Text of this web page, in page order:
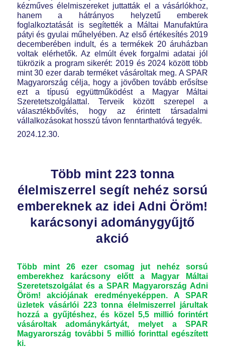
kézműves élelmiszereket juttatták el a vásárlókhoz,
hanem a hátrányos helyzetű emberek
foglalkoztatását is segítették a Máltai Manufaktúra
pátyi és gyulai műhelyében. Az első értékesítés 2019
decemberében indult, és a termékek 20 áruházban
voltak elérhetők. Az elmúlt évek forgalmi adatai jól
tükrözik a program sikerét: 2019 és 2024 között több
mint 30 ezer darab terméket vásároltak meg. A SPAR
Magyarország célja, hogy a jövőben tovább erősítse
ezt a típusú együttműködést a Magyar Máltai
Szeretetszolgálattal. Terveik között szerepel a
választékbővítés, hogy az érintett társadalmi
vállalkozásokat hosszú távon fenntarthatóvá tegyék.
2024.12.30.
Több mint 223 tonna
élelmiszerrel segít nehéz sorsú
embereknek az idei Adni Öröm!
karácsonyi adománygyűjtő
akció
Több mint 26 ezer csomag jut nehéz sorsú
emberekhez karácsony előtt a Magyar Máltai
Szeretetszolgálat és a SPAR Magyarország Adni
Öröm! akciójának eredményeképpen. A SPAR
üzletek vásárlói 223 tonna élelmiszerrel járultak
hozzá a gyűjtéshez, és közel 5,5 millió forintért
vásároltak adománykártyát, melyet a SPAR
Magyarország további 5 millió forinttal egészített
ki.